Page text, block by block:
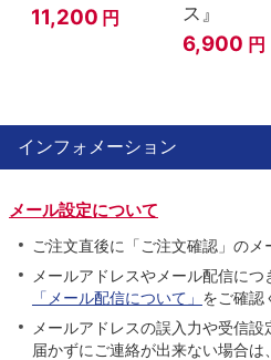
11,200 円
ス』
6,900 円
インフォメーション
メール設定について
ご注文直後に「ご注文確認」のメ
メールアドレスやメール配信に
「メール配信について」 をご確認
メールアドレスの誤入力や受信
届かずにご連絡が出来ない場合